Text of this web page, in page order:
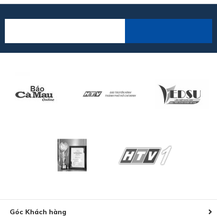
Góc Khách hàng